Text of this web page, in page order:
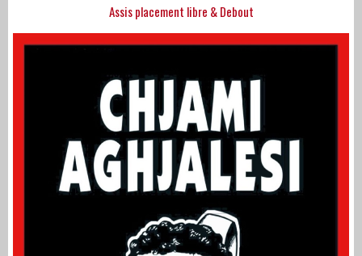
Assis placement libre & Debout